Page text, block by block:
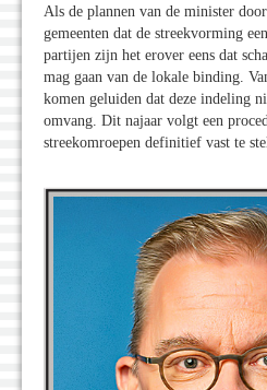
Als de plannen van de minister
gemeenten dat de streekvorming
partijen zijn het erover eens dat
mag gaan van de lokale binding.
komen geluiden dat deze indeling
omvang. Dit najaar volgt een
streekomroepen definitief vast te